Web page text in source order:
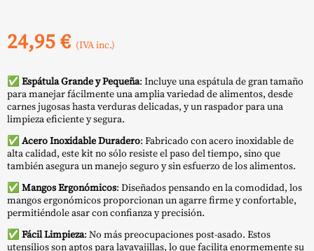
24,95€ (IVA inc.)
✅ Espátula Grande y Pequeña: Incluye una espátula de gran tamaño
para manejar fácilmente una amplia variedad de alimentos, desde
carnes jugosas hasta verduras delicadas, y un raspador para una
limpieza eficiente y segura.
✅ Acero Inoxidable Duradero: Fabricado con acero inoxidable de
alta calidad, este kit no sólo resiste el paso del tiempo, sino que
también asegura un manejo seguro y sin esfuerzo de los alimentos.
✅ Mangos Ergonómicos: Diseñados pensando en la comodidad, los
mangos ergonómicos proporcionan un agarre firme y confortable,
permitiéndole asar con confianza y precisión.
✅ Fácil Limpieza: No más preocupaciones post-asado. Estos
utensilios son aptos para lavavajillas, lo que facilita enormemente su